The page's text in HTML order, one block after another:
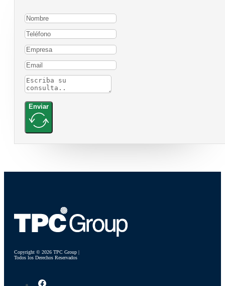
Enviar
Copyright © 2026 TPC Group |
Todos los Derechos Reservados